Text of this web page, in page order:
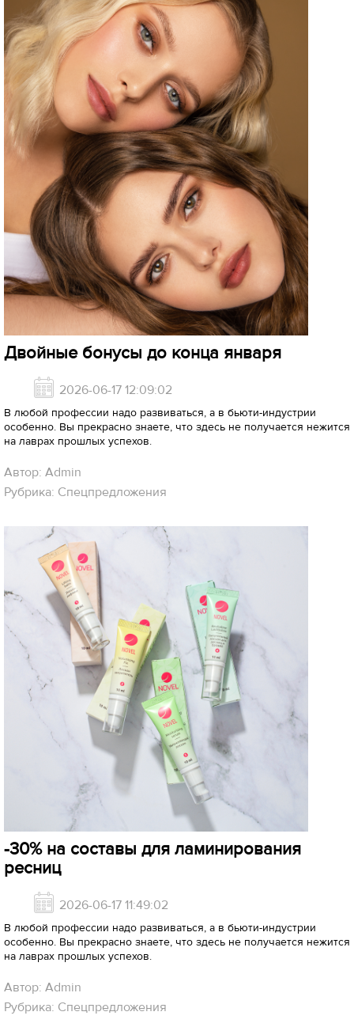
Двойные бонусы до конца января
2026-06-17 12:09:02
В любой профессии надо развиваться, а в бьюти-индустрии
особенно. Вы прекрасно знаете, что здесь не получается нежится
на лаврах прошлых успехов.
Автор: Admin
Рубрика: Спецпредложения
-30% на составы для ламинирования
ресниц
2026-06-17 11:49:02
В любой профессии надо развиваться, а в бьюти-индустрии
особенно. Вы прекрасно знаете, что здесь не получается нежится
на лаврах прошлых успехов.
Автор: Admin
Рубрика: Спецпредложения